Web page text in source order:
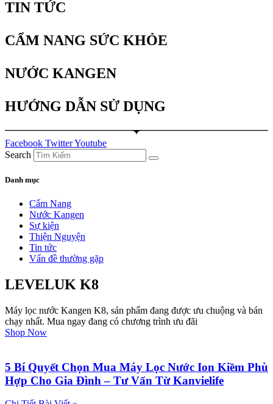
TIN TỨC
CẨM NANG SỨC KHỎE
NƯỚC KANGEN
HƯỚNG DẪN SỬ DỤNG
Facebook TwitterYoutube
Search
Danh mục
Cẩm Nang
Nước Kangen
Sự kiện
Thiện Nguyện
Tin tức
Vấn đề thường gặp
LEVELUK K8
Máy lọc nước Kangen K8, sản phẩm đang được ưu chuộng và bán
chạy nhất. Mua ngay đang có chương trình ưu đãi
Shop Now
5 Bí Quyết Chọn Mua Máy Lọc Nước Ion Kiềm Phù
Hợp Cho Gia Đình – Tư Vấn Từ Kanvielife